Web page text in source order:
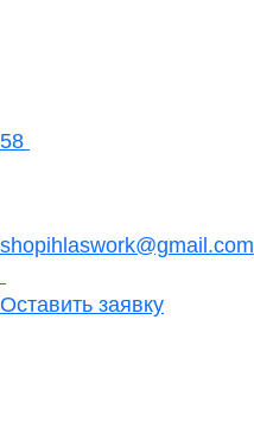
58
shopihlaswork@gmail.com
Оставить заявку